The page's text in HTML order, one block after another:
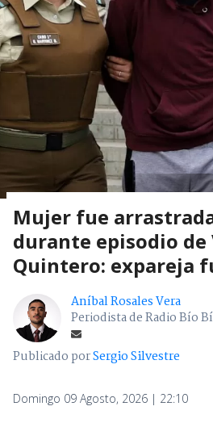
Mujer fue
durante episodio de
Quintero: expareja
Aníbal Rosales Vera
Periodista de Radio Bío
Publicado porSergio Silvestre
Domingo 09 Agosto, 2026 | 22:10